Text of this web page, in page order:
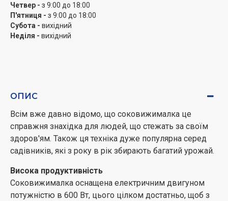
Четвер - з 9:00 до 18:00
П'ятниця - з 9:00 до 18:00
Субота - вихідний
Неділя - вихідний
ОПИС
Всім вже давно відомо, що соковижималка це
справжня знахідка для людей, що стежать за своїм
здоров'ям. Також ця техніка дуже популярна серед
садівників, які з року в рік збирають багатий урожай.
Висока продуктивність
Соковижималка оснащена електричним двигуном
потужністю в 600 Вт, цього цілком достатньо, щоб з